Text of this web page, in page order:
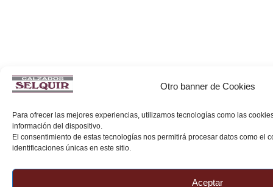
Otro banner de Cookies
Para ofrecer las mejores experiencias, utilizamos tecnologías como las
información del dispositivo.
El consentimiento de estas tecnologías nos permitirá procesar datos como el
identificaciones únicas en este sitio.
Aceptar